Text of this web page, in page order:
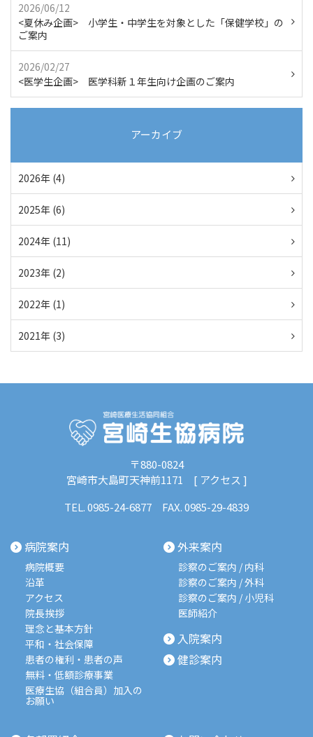
2026/06/12
<夏休み企画> 小学生・中学生を対象とした「保健学校」の
ご案内
2026/02/27
<医学生企画> 医学科新１年生向け企画のご案内
アーカイブ
2026年 (4)
2025年 (6)
2024年 (11)
2023年 (2)
2022年 (1)
2021年 (3)
〒880-0824
宮崎市大島町天神前1171 [ アクセス ]
TEL.0985-24-6877 FAX. 0985-29-4839
病院案内
病院概要
沿革
アクセス
院長挨拶
理念と基本方針
平和・社会保障
患者の権利・患者の声
無料・低額診療事業
医療生協（組合員）加入の
お願い
外来案内
診察のご案内 / 内科
診察のご案内 / 外科
診察のご案内 / 小児科
医師紹介
入院案内
健診案内